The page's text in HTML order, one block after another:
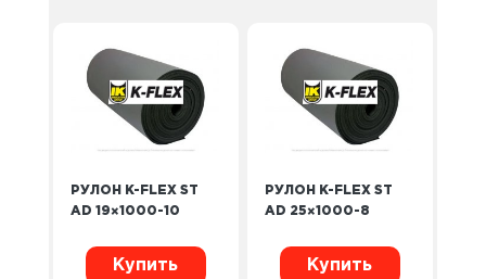
РУЛОН K-FLEX ST
AD 19×1000-10
Купить
РУЛОН K-FLEX ST
AD 25×1000-8
Купить